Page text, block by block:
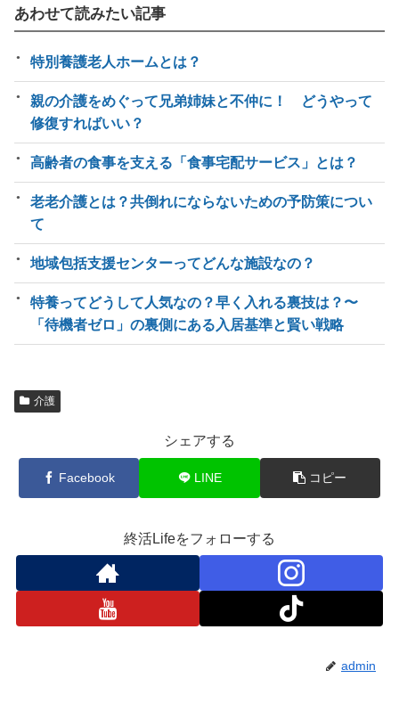
あわせて読みたい記事
特別養護老人ホームとは？
親の介護をめぐって兄弟姉妹と不仲に！ どうやって
修復すればいい？
高齢者の食事を支える「食事宅配サービス」とは？
老老介護とは？共倒れにならないための予防策につい
て
地域包括支援センターってどんな施設なの？
特養ってどうして人気なの？早く入れる裏技は？〜
「待機者ゼロ」の裏側にある入居基準と賢い戦略
介護
シェアする
Facebook LINE コピー
終活Lifeをフォローする
admin